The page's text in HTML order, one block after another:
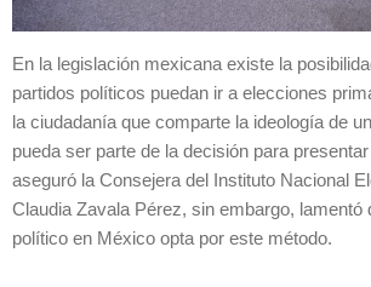
En la legislación mexicana existe la
partidos políticos puedan ir a elecciones
la ciudadanía que comparte la ideología de
pueda ser parte de la decisión para
aseguró la Consejera del Instituto Nacional
Claudia Zavala Pérez, sin embargo, lamentó
político en México opta por este método.